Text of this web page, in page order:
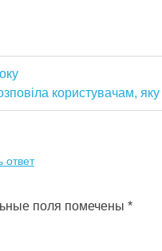
користувачам,
ответ
поля помечены *